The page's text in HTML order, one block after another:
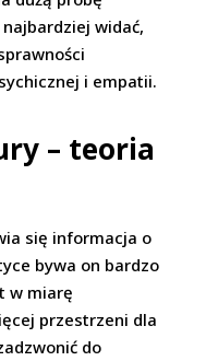
widać,
i empatii.
– teoria
się informacja o
bywa on bardzo
w miarę
przestrzeni dla
do